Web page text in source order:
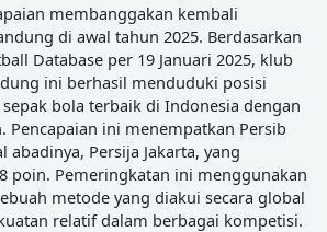
membanggakan kembali
di awal tahun 2025. Berdasarkan
Database per 19 Januari 2025, klub
ini berhasil menduduki posisi
bola terbaik di Indonesia dengan
Pencapaian ini menempatkan Persib
Persija Jakarta, yang
poin. Pemeringkatan ini menggunakan
metode yang diakui secara global
relatif dalam berbagai kompetisi.